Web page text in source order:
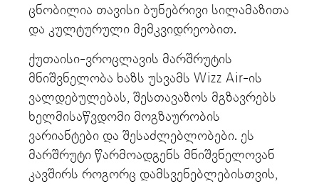
ცნობილია თავისი ბუნებრივი სილამაზითა
და კულტურული მემკვიდრეობით.
ქუთაისი-ვროცლავის მარშრუტის
მნიშვნელობა ხაზს უსვამს Wizz Air-ის
ვალდებულებას, შესთავაზოს მგზავრებს
ხელმისაწვდომი მოგზაურობის
ვარიანტები და შესაძლებლობები. ეს
მარშრუტი წარმოადგენს მნიშვნელოვან
კავშირს როგორც დამსვენებლებისთვის,